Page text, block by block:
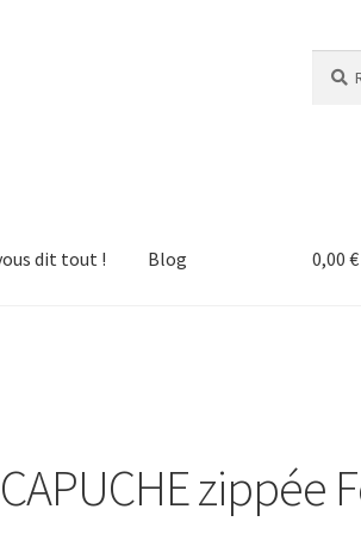
pour :
dit tout ! Blog 0,00 €
zippée